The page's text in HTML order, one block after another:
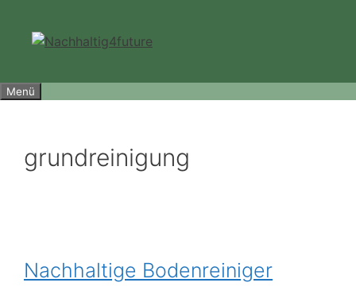
springen
Menü
grundreinigung
Nachhaltige Bodenreiniger